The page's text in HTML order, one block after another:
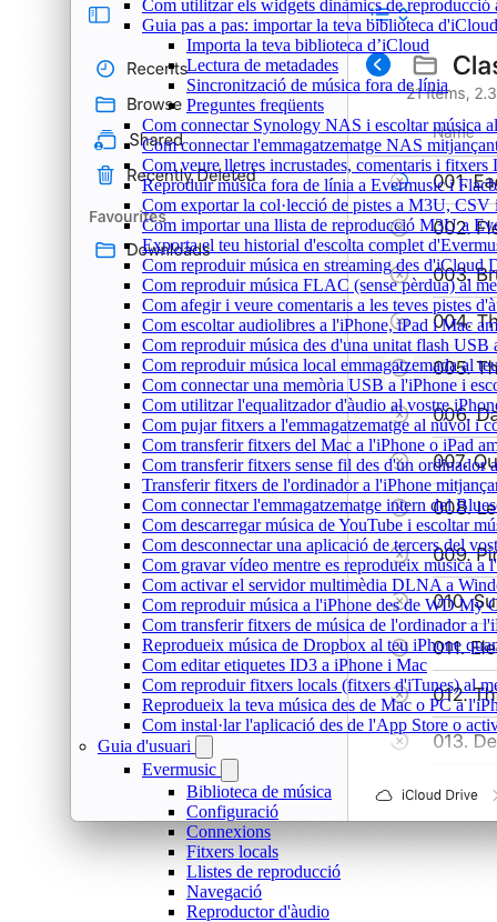
Com utilitzar els widgets dinàmics de
Guia pas a pas: importar la teva biblioteca
Importa la teva biblioteca d’iCloud
Lectura de metadades
Sincronització de música fora de línia
Preguntes freqüents
Com connectar Synology NAS i escoltar música
Com connectar l'emmagatzematge NAS
Com veure lletres incrustades, comentaris i
Reproduir música fora de línia a Evermusic i
Com exportar la col·lecció de pistes a M3U,
Com importar una llista de reproducció M3U a
Exporta el teu historial d'escolta complet
Com reproduir música en streaming des d'iCloud
Com reproduir música FLAC (sense pèrdua) al
Com afegir i veure comentaris a les teves pistes
Com escoltar audiolibres a l'iPhone, iPad i Mac
Com reproduir música des d'una unitat flash
Com reproduir música local emmagatzemada al
Com connectar una memòria USB a l'iPhone i
Com utilitzar l'equalitzador d'àudio al vostre
Com pujar fitxers a l'emmagatzematge al núvol i
Com transferir fitxers del Mac a l'iPhone o iPad
Com transferir fitxers sense fil des d'un ordinador
Transferir fitxers de l'ordinador a l'iPhone
Com connectar l'emmagatzematge intern del
Com descarregar música de YouTube i escoltar
Com desconnectar una aplicació de tercers del
Com gravar vídeo mentre es reprodueix música a
Com activar el servidor multimèdia DLNA a
Com reproduir música a l'iPhone des de WD My
Com transferir fitxers de música de l'ordinador a
Reprodueix música de Dropbox al teu iPhone
Com editar etiquetes ID3 a iPhone i Mac
Com reproduir fitxers locals (fitxers d'iTunes) al
Reprodueix la teva música des de Mac o PC a
Com instal·lar l'aplicació des de l'App Store o
Guia d'usuari
Evermusic
Biblioteca de música
Configuració
Connexions
Fitxers locals
Llistes de reproducció
Navegació
Reproductor d'àudio